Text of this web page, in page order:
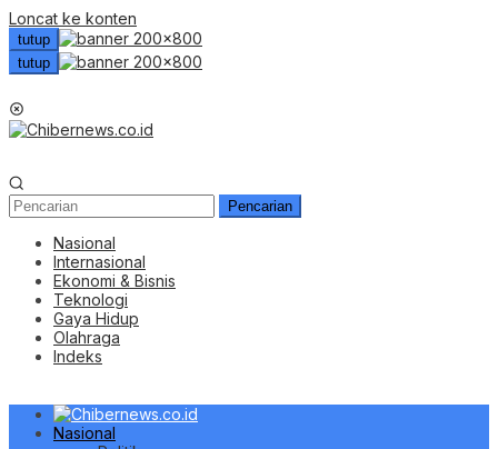
Loncat ke konten
tutup
tutup
Pencarian
Nasional
Internasional
Ekonomi & Bisnis
Teknologi
Gaya Hidup
Olahraga
Indeks
Nasional